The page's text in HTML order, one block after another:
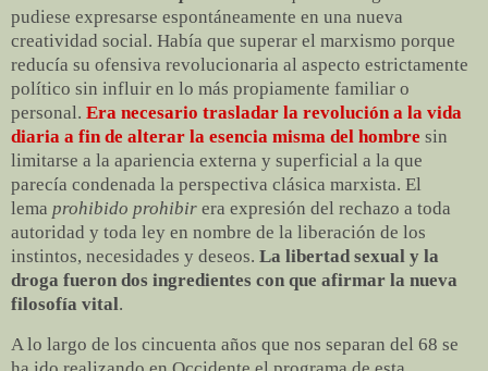
pudiese expresarse espontáneamente en una nueva
creatividad social. Había que superar el marxismo porque
reducía su ofensiva revolucionaria al aspecto estrictamente
político sin influir en lo más propiamente familiar o
personal. Era necesario trasladar la revolución a la vida
diaria a fin de alterar la esencia misma del hombre sin
limitarse a la apariencia externa y superficial a la que
parecía condenada la perspectiva clásica marxista. El
lema prohibido prohibir era expresión del rechazo a toda
autoridad y toda ley en nombre de la liberación de los
instintos, necesidades y deseos. La libertad sexual y la
droga fueron dos ingredientes con que afirmar la nueva
filosofía vital.
A lo largo de los cincuenta años que nos separan del 68 se